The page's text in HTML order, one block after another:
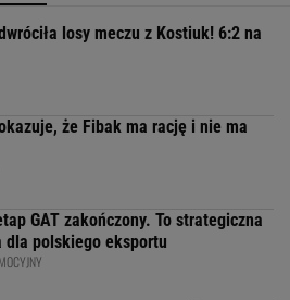
losy meczu z Kostiuk! 6:2 na
że Fibak ma rację i nie ma
GAT zakończony. To strategiczna
dla polskiego eksportu